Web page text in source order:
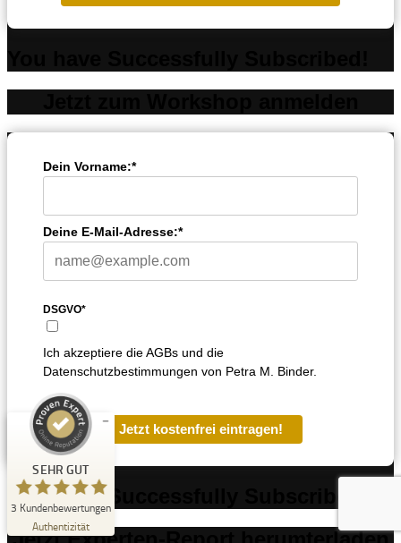
Dein Vorname:*
Deine E-Mail-Adresse:*
DSGVO*
Ich akzeptiere die AGBs und die
Datenschutzbestimmungen von Petra M. Binder.
Jetzt kostenfrei eintragen!
You have Successfully Subscribed!
SEHR GUT
3 Kundenbewertungen
Authentizität
Petra Binder Academy
100
%
Empfehlungen auf
SEHR GUT
5,00
/
5,00
3
Bewertungen auf ProvenExpert.com
Erfahren Sie mehr über dieses Bewertungssiegel
29.06.2026
Profil ansehen